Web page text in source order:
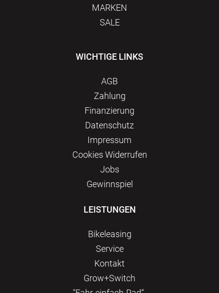
MARKEN
SALE
WICHTIGE LINKS
AGB
Zahlung
Finanzierung
Datenschutz
Impressum
Сookies Widerrufen
Jobs
Gewinnspiel
LEISTUNGEN
Bikeleasing
Service
Kontakt
Grow+Switch